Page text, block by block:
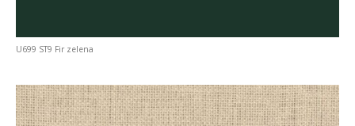
U699 ST9 Fir zelena